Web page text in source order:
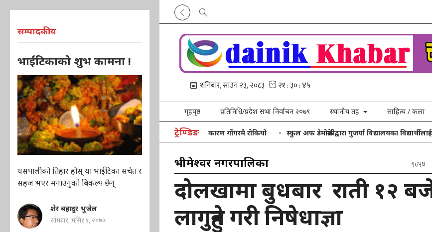
सम्पादकीय
भाईटिकाको शुभ कामना !
यसपालीको तिहार होस् या भाईटिका सचेत र
सहज भएर मनाउनुको बिकल्प छैन्
शेर बहादुर भुजेल
सोमबार, मंसिर १, २०७७
गृहपृष्ठ प्रतिनिधि/प्रदेश सभा निर्वाचन २०७९ स्थानीय तह साहित्य / कला
ट्रेण्डिङ
यलुङरीमा शव लिन गएको हेलिकप्टर खराब मौसमका कारण गोंगरमै रोकियो स्कुल अफ डेमोक्रेसीद्वारा गुजर्पा विद्यालयका विद्यार्थीलाई
भीमेश्वर नगरपालिका गृहपृष्ठ
दोलखामा बुधबार राती १२
लागुहुने गरी निषेधाज्ञा